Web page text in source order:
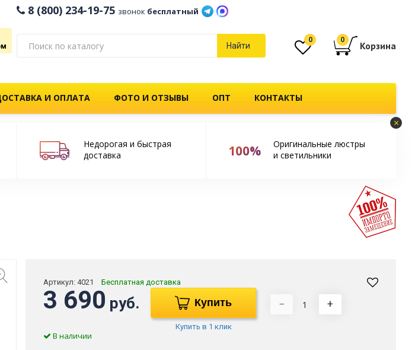
8 (800) 234-19-75 звонок бесплатный
Найти
0 0
Корзина
И ОПЛАТА ФОТО И ОТЗЫВЫ ОПТ КОНТАКТЫ
×
Недорогая и быстрая
доставка
100%
Оригинальные люстры
и светильники
Артикул: 4021 Бесплатная доставка
3 690 руб. Купить
Купить в 1 клик
− +
В наличии